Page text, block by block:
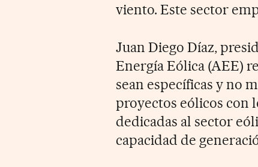
viento. Este sector
Juan Diego Díaz,
Energía Eólica (AEE)
sean específicas y no
proyectos eólicos con
dedicadas al sector
capacidad de